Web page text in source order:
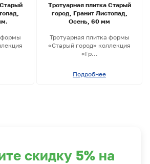
формы
Тротуарная плитка Старый
город, Гранит Листопад,
Осень, 60 мм
Тротуарная плитка формы
«Старый город» коллекция
«Гр...
Подробнее
скидку 5% на